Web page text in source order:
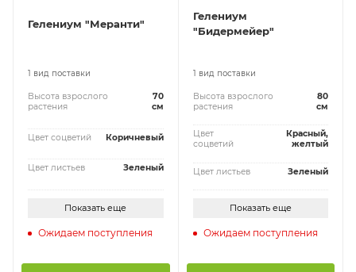
Гелениум "Меранти"
1 вид поставки
Высота взрослого
растения
70
см
Цвет соцветий Коричневый
Цвет листьев Зеленый
Показать еще
Ожидаем поступления
Гелениум
"Бидермейер"
1 вид поставки
Высота взрослого
растения
80
см
Цвет
соцветий
Красный,
желтый
Цвет листьев Зеленый
Показать еще
Ожидаем поступления